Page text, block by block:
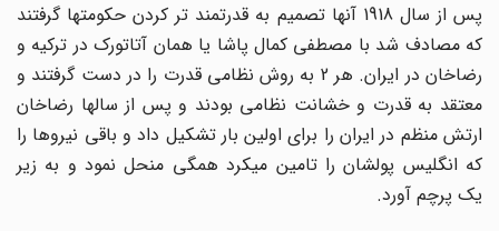
پس از سال 1918 آنها تصمیم به قدرتمند تر کردن حکومتها گرفتند
که مصادف شد با مصطفی کمال پاشا یا همان آتاتورک در ترکیه و
رضاخان در ایران. هر 2 به روش نظامی قدرت را در دست گرفتند و
معتقد به قدرت و خشانت نظامی بودند و پس از سالها رضاخان
ارتش منظم در ایران را برای اولین بار تشکیل داد و باقی نیروها را
که انگلیس پولشان را تامین میکرد همگی منحل نمود و به زیر
یک پرچم آورد.